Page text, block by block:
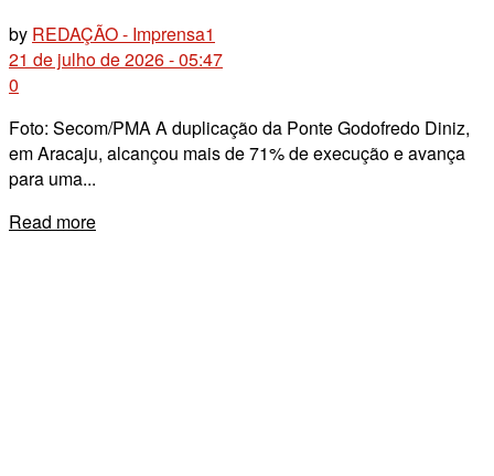
by REDAÇÃO - Imprensa1
21 de julho de 2026 - 05:47
0
Foto: Secom/PMA A duplicação da Ponte Godofredo Diniz,
em Aracaju, alcançou mais de 71% de execução e avança
para uma...
Read moreDetails